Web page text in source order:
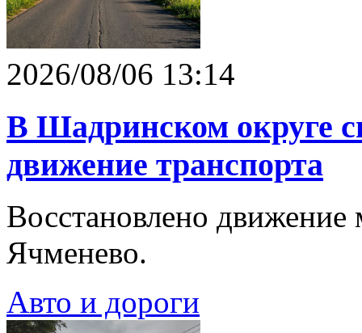
2026/08/06 13:14
В Шадринском округе
движение транспорта
Восстановлено
Ячменево.
Авто и дороги